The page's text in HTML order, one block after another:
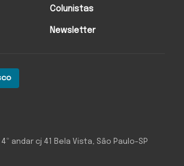
andar cj 41 Bela Vista, São Paulo-SP
Colunistas
Newsletter